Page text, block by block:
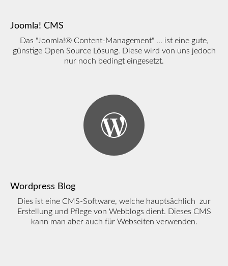
Joomla! CMS
Das "Joomla!® Content-Management" ... ist eine gute,
günstige Open Source Lösung. Diese wird von uns jedoch
nur noch bedingt eingesetzt.
Wordpress Blog
Dies ist eine CMS-Software, welche hauptsächlich zur
Erstellung und Pflege von Webblogs dient. Dieses CMS
kann man aber auch für Webseiten verwenden.